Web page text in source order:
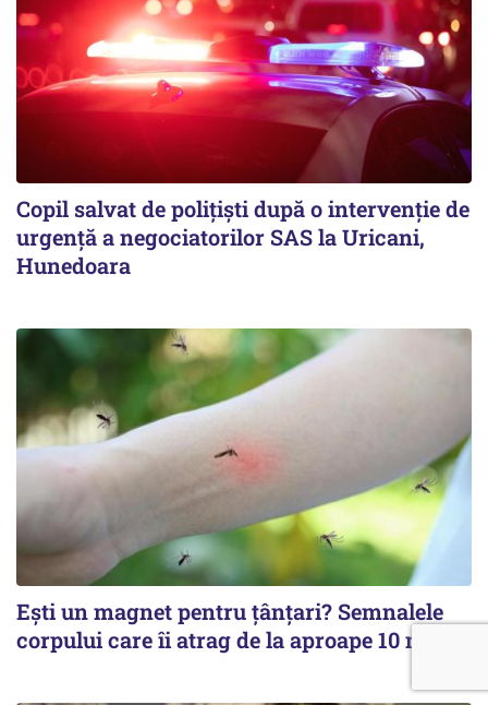
Copil salvat de polițiști după o intervenție de
urgență a negociatorilor SAS la Uricani,
Hunedoara
Ești un magnet pentru țânțari? Semnalele
corpului care îi atrag de la aproape 10 metri